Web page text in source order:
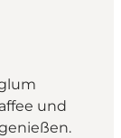
und